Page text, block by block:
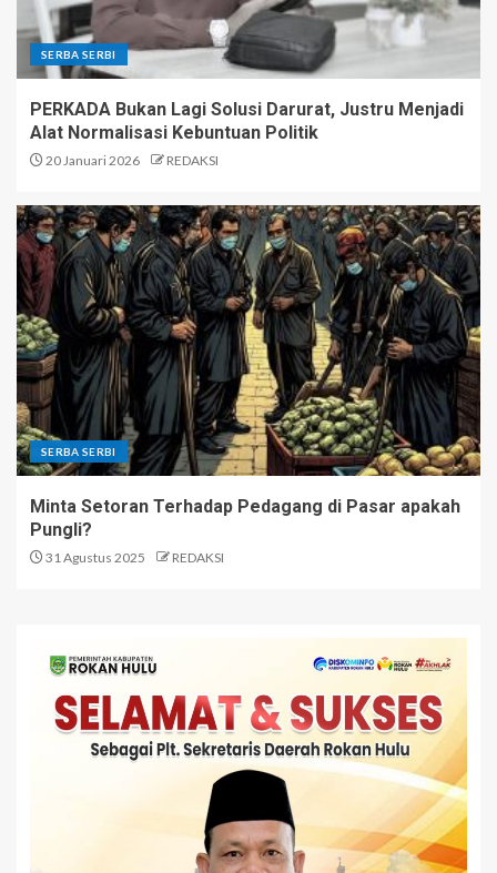
SERBA SERBI
PERKADA Bukan Lagi Solusi Darurat, Justru Menjadi
Alat Normalisasi Kebuntuan Politik
20 Januari 2026 REDAKSI
SERBA SERBI
Minta Setoran Terhadap Pedagang di Pasar apakah
Pungli?
31 Agustus 2025 REDAKSI